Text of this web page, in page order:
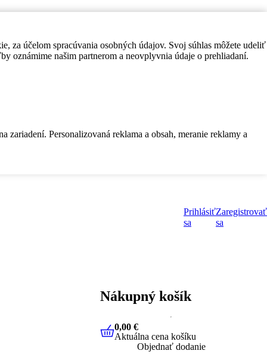
za účelom spracúvania osobných údajov. Svoj súhlas môžete udeliť
oznámime našim partnerom a neovplyvnia údaje o prehliadaní.
Personalizovaná reklama a obsah, meranie reklamy a
Prihlásiť
sa
Zaregistrovať
sa
Nákupný košík
0,00 €Aktuálna cena košíku
0,00 €
Aktuálna cena košíku
Objednať dodanie